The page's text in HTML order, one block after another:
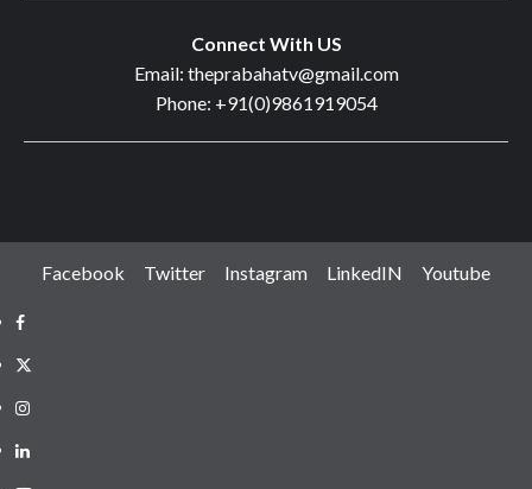
Connect With US
Email: theprabahatv@gmail.com
Phone: +91(0)9861919054
Facebook Twitter Instagram LinkedIN Youtube
Facebook
Twitter
Instagram
LinkedIN